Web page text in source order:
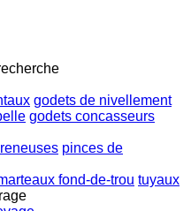
godets de nivellement
godets concasseurs
pinces de
fond-de-trou tuyaux